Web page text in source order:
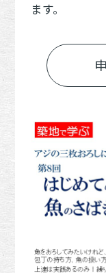
ます。